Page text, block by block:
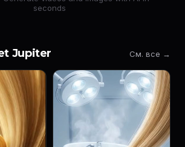
seconds
Jupiter См. все →